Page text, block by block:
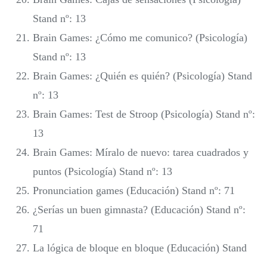
Stand nº: 13
Brain Games: ¿Cómo me comunico? (Psicología)
Stand nº: 13
Brain Games: ¿Quién es quién? (Psicología) Stand
nº: 13
Brain Games: Test de Stroop (Psicología) Stand nº:
13
Brain Games: Míralo de nuevo: tarea cuadrados y
puntos (Psicología) Stand nº: 13
Pronunciation games (Educación) Stand nº: 71
¿Serías un buen gimnasta? (Educación) Stand nº:
71
La lógica de bloque en bloque (Educación) Stand